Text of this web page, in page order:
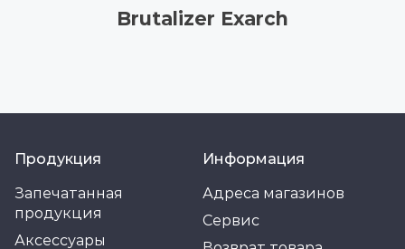
Brutalizer Exarch
Продукция
Запечатанная
продукция
Аксессуары
Информация
Адреса магазинов
Сервис